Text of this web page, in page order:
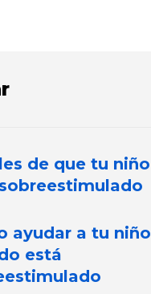
de que tu niño
ayudar a tu niño
está